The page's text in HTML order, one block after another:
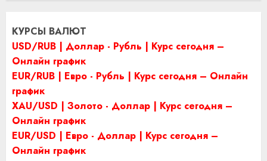
КУРСЫ ВАЛЮТ
USD/RUB | Доллар - Рубль | Курс сегодня –
Онлайн график
EUR/RUB | Евро - Рубль | Курс сегодня – Онлайн
график
XAU/USD | Золото - Доллар | Курс сегодня –
Онлайн график
EUR/USD | Евро - Доллар | Курс сегодня –
Онлайн график